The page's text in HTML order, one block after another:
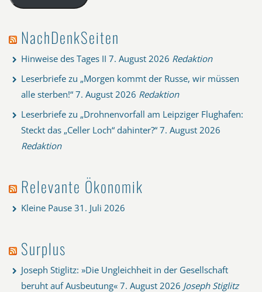
NachDenkSeiten
Hinweise des Tages II 7. August 2026 Redaktion
Leserbriefe zu „Morgen kommt der Russe, wir müssen
alle sterben!“ 7. August 2026 Redaktion
Leserbriefe zu „Drohnenvorfall am Leipziger Flughafen:
Steckt das „Celler Loch“ dahinter?“ 7. August 2026
Redaktion
Relevante Ökonomik
Kleine Pause 31. Juli 2026
Surplus
Joseph Stiglitz: »Die Ungleichheit in der Gesellschaft
beruht auf Ausbeutung« 7. August 2026 Joseph Stiglitz